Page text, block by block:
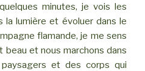
minutes, je vois les
la lumière et évoluer dans le
flamande, je me sens
beau et nous marchons dans
paysagers et des corps qui